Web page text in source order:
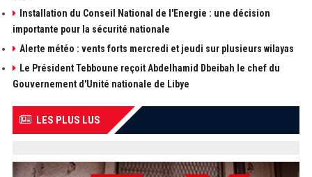
Installation du Conseil National de l'Energie : une décision
importante pour la sécurité nationale
Alerte météo : vents forts mercredi et jeudi sur plusieurs wilayas
Le Président Tebboune reçoit Abdelhamid Dbeibah le chef du
Gouvernement d'Unité nationale de Libye
LES PLUS LUS